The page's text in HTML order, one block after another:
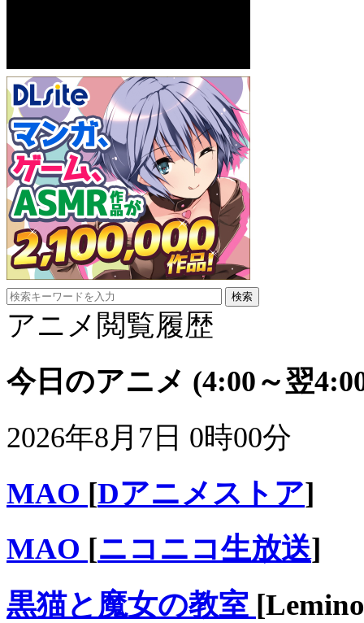
アニメ閲覧履歴
今日のアニメ (4:00～翌
2026年8月7日 0時00分
MAO [Dアニメストア]
MAO [ニコニコ生放送]
黒猫と魔女の教室